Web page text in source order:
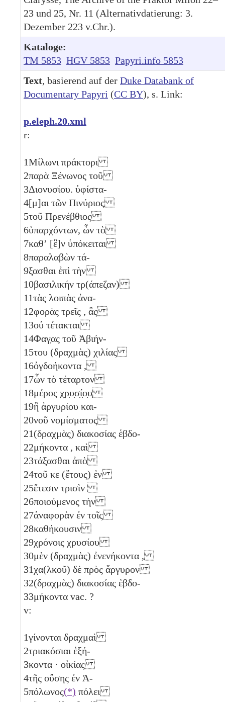
23 und 25, Nr. 11 (Alternativdatierung: 3.
Dezember 223 v.Chr.).
Kataloge:
TM 5853 HGV 5853 Papyri.info 5853
Text, basierend auf der Duke Databank of
Documentary Papyri (CC BY), s. Link:
p.eleph.20.xml
r:
1Μίλωνι πράκτορι
2παρὰ Ξένωνος τοῦ
3Διονυσίου. ὑφίστα-
4[μ]αι τῶν Πινύριος
5τοῦ Πρενέβθιος
6ὑπαρχόντων, ὧν τὸ
7καθʼ [ἓ]ν ὑπόκειται
8παραλαβὼν τά-
9ξασθαι ἐπὶ τὴν
10βασιλικήν τρ(άπεζαν)
11τὰς λοιπὰς ἀνα-
12φορὰς τρεῖς , ἃς
13οὐ τέτακται
14Φαγ̣ας τοῦ Ἀβιή̣ν-
15του (δραχμὰς) χιλίας
16ὀγδοήκοντα ,
17ὧν τὸ τέταρτον
18μέρος χ̣ρ̣υ̣σ̣ί̣ο̣υ̣
19ἢ ἀργυρίου και-
20νοῦ νομίσματος
21(δραχμὰς) διακοσίας ἑβδο-
22μήκοντα , καὶ
23τάξασθαι ἀπὸ
24τοῦ κε (ἔτους) ἐν
25ἔτεσιν τρισὶν
26ποιούμενος τὴν
27ἀναφορὰν ἐν τοῖς
28καθήκουσιν
29χρόνοις χρυσίου
30μὲν (δραχμὰς) ἐνενήκοντα ,
31χα(λκοῦ) δὲ πρὸς ἄργυρον
32(δραχμὰς) διακοσίας ἑβδο-
33μήκοντα vac. ?
v:
1γίνονται δραχμαὶ
2τριακόσιαι ἑξή-
3κοντα · οἰκίας
4τῆς οὔσης ἐν Ἀ-
5πόλωνος(*) πόλει